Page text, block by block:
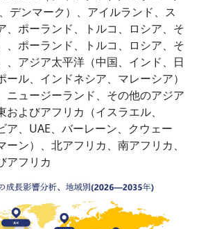
デンマーク）、アイルランド、ス
、ポーランド、トルコ、ロシア、そ
、ポーランド、トルコ、ロシア、そ
、アジア太平洋（中国、インド、日
ル、インドネシア、マレーシア）
ニュージーランド、その他のアジア
よびアフリカ（イスラエル、
ア、UAE、バーレーン、クウェー
ーン）、北アフリカ、南アフリカ、
アフリカ